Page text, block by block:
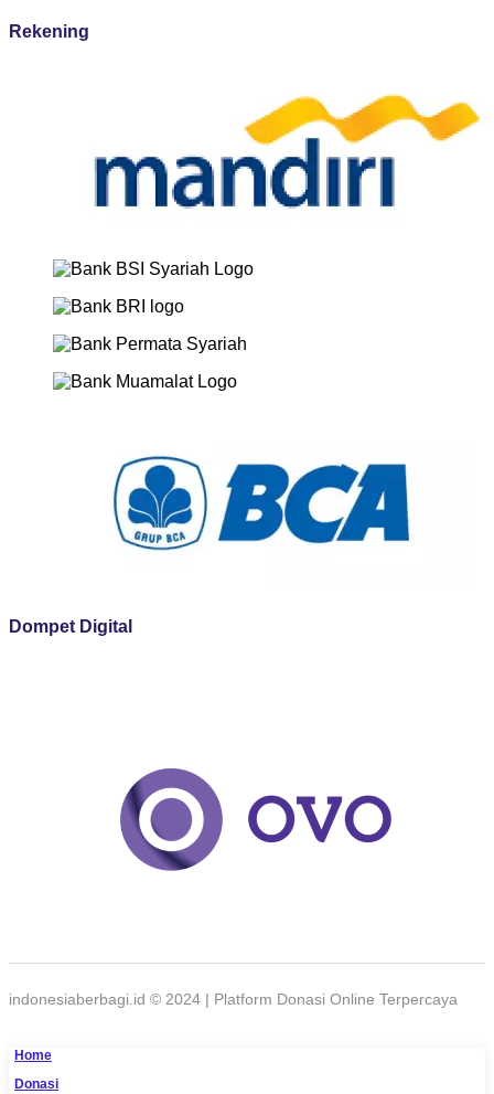
Rekening
Dompet Digital
indonesiaberbagi.id © 2024 | Platform Donasi Online Terpercaya
Home
Donasi